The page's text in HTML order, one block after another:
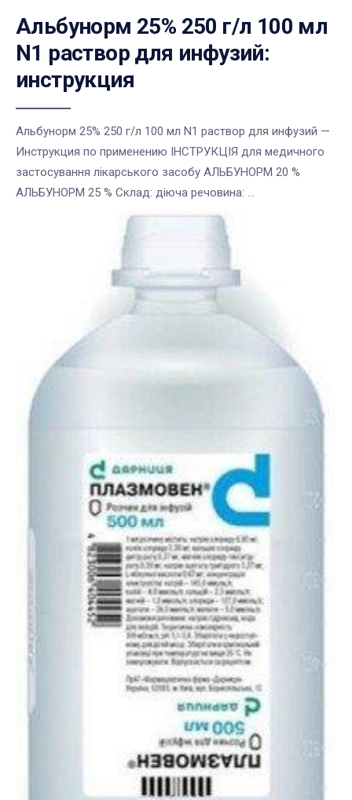
Альбунорм 25% 250 г/л 100 мл
N1 раствор для инфузий:
инструкция
Альбунорм 25% 250 г/л 100 мл N1 раствор для инфузий —
Инструкция по применению ІНСТРУКЦІЯ для медичного
застосування лікарського засобу АЛЬБУНОРМ 20 %
АЛЬБУНОРМ 25 % Склад: діюча речовина: ...